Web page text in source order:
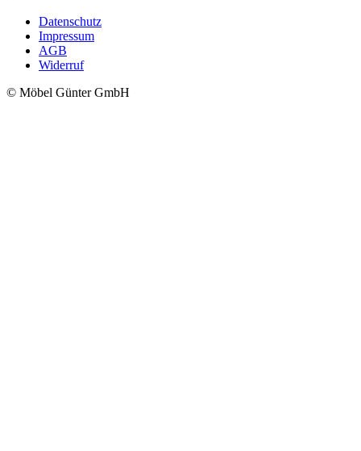
Datenschutz
Impressum
AGB
Widerruf
© Möbel Günter GmbH